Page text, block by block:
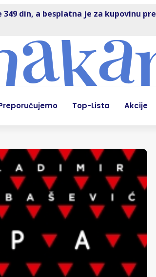
349 din, a besplatna je za kupovinu
Top-Lista Akcije